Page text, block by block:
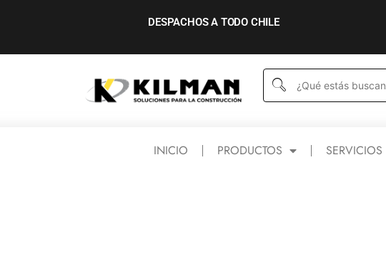
DESPACHOS A TODO CHILE
INICIO PRODUCTOS SERVICIOS